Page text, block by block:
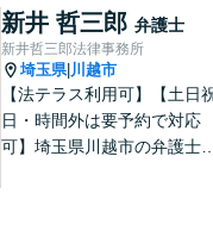
の喜びです。お困りの際はお
早めにご相談ください！【完
全個室対応】
新井 哲三郎 弁護士
新井哲三郎法律事務所
埼玉県| 川越市
【法テラス利用可】【土日
日・時間外は要予約で対応
可】埼玉県川越市の弁護士で